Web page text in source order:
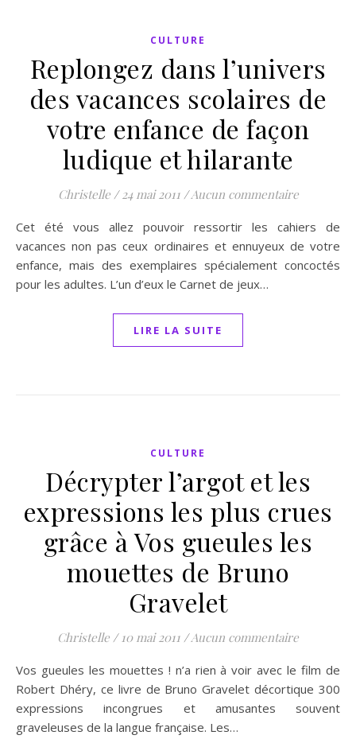
CULTURE
Replongez dans l’univers
des vacances scolaires de
votre enfance de façon
ludique et hilarante
Christelle / 24 mai 2011 /Aucun commentaire
Cet été vous allez pouvoir ressortir les cahiers de
vacances non pas ceux ordinaires et ennuyeux de votre
enfance, mais des exemplaires spécialement concoctés
pour les adultes. L’un d’eux le Carnet de jeux…
LIRE LA SUITE
CULTURE
Décrypter l’argot et les
expressions les plus crues
grâce à Vos gueules les
mouettes de Bruno
Gravelet
Christelle / 10 mai 2011 /Aucun commentaire
Vos gueules les mouettes ! n’a rien à voir avec le film de
Robert Dhéry, ce livre de Bruno Gravelet décortique 300
expressions incongrues et amusantes souvent
graveleuses de la langue française. Les…